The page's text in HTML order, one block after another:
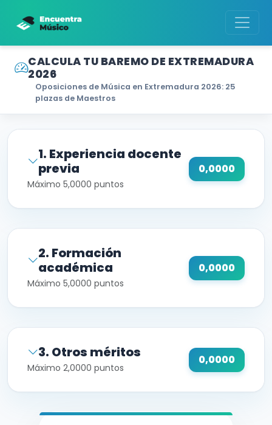
CALCULA TU BAREMO DE EXTREMADURA
2026
Oposiciones de Música en Extremadura 2026: 25
plazas de Maestros
1. Experiencia docente
previa
Máximo 5,0000 puntos
0,0000
2. Formación
académica
Máximo 5,0000 puntos
0,0000
3. Otros méritos
Máximo 2,0000 puntos
0,0000